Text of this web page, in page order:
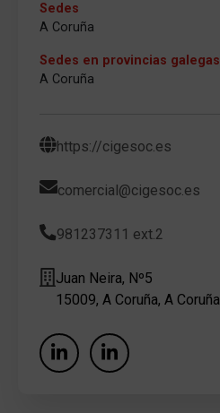
Sedes
A Coruña
Sedes en provincias galegas
A Coruña
https://cigesoc.es
comercial@cigesoc.es
981237311 ext.2
Juan Neira, Nº5
15009, A Coruña, A Coruña